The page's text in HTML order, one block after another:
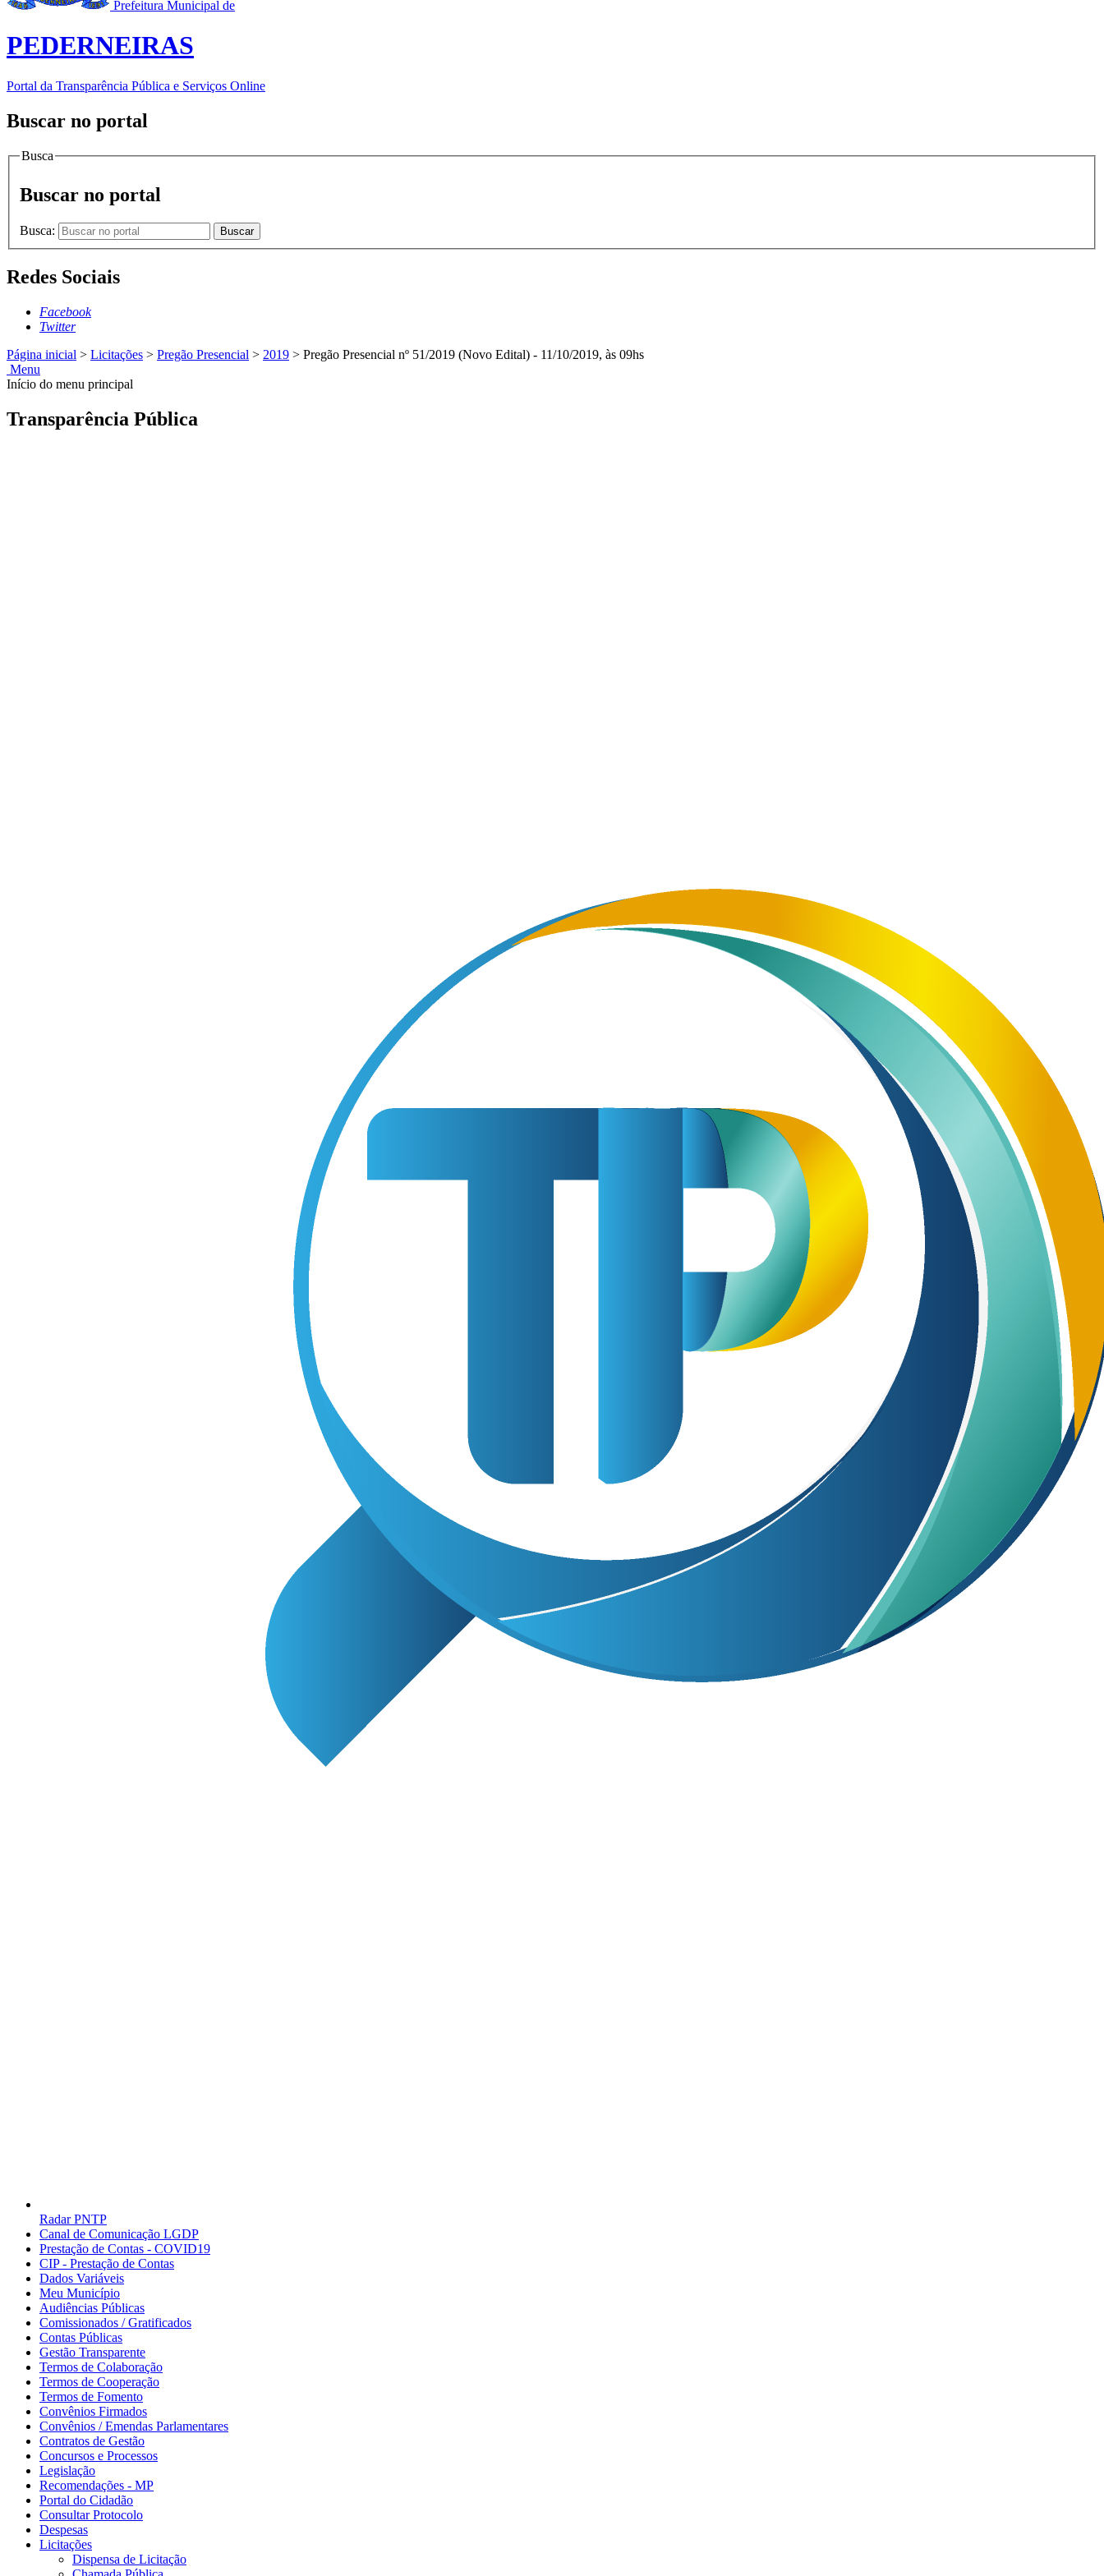
Prefeitura Municipal de
PEDERNEIRAS
Portal da Transparência Pública e Serviços Online
Buscar no portal
Busca
Buscar no portal
Busca: Buscar
Redes Sociais
Facebook
Twitter
Página inicial > Licitações > Pregão Presencial > 2019 > Pregão Presencial nº 51/2019 (Novo Edital) - 11/10/2019, às 09hs
Menu
Início do menu principal
Transparência Pública
Radar PNTP
Canal de Comunicação LGDP
Prestação de Contas - COVID19
CIP - Prestação de Contas
Dados Variáveis
Meu Município
Audiências Públicas
Comissionados / Gratificados
Contas Públicas
Gestão Transparente
Termos de Colaboração
Termos de Cooperação
Termos de Fomento
Convênios Firmados
Convênios / Emendas Parlamentares
Contratos de Gestão
Concursos e Processos
Legislação
Recomendações - MP
Portal do Cidadão
Consultar Protocolo
Despesas
Licitações
Dispensa de Licitação